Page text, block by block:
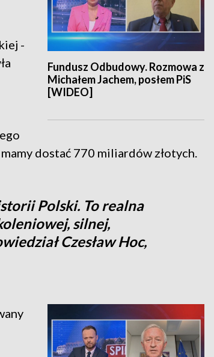
Fundusz Odbudowy. Rozmowa z
Michałem Jachem, posłem PiS
[WIDEO]
-
dostać 770 miliardów złotych.
Polski. To realna
silnej,
Czesław Hoc,